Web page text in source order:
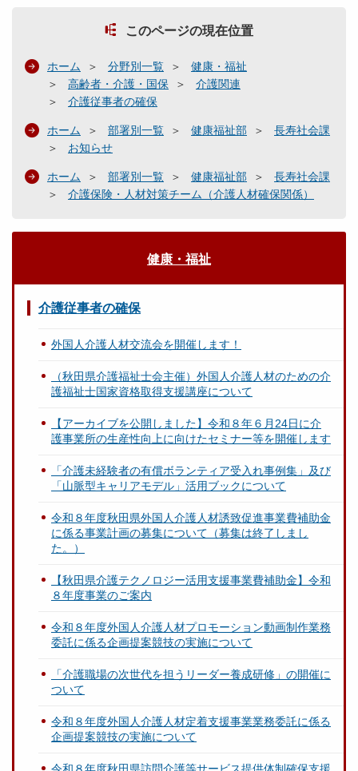
このページの現在位置
ホーム 分野別一覧
健康・福祉
高齢者・介護・国保
介護関連
介護従事者の確保
ホーム 部署別一覧 健康福祉部
長寿社会課
お知らせ
ホーム 部署別一覧 健康福祉部
長寿社会課
介護保険・人材対策チーム（介護人材確保関係）
健康・福祉
介護従事者の確保
外国人介護人材交流会を開催します！
（秋田県介護福祉士会主催）外国人介護人材のための介
護福祉士国家資格取得支援講座について
【アーカイブを公開しました】令和８年６月24日に介
護事業所の生産性向上に向けたセミナー等を開催します
「介護未経験者の有償ボランティア受入れ事例集」及び
「山脈型キャリアモデル」活用ブックについて
令和８年度秋田県外国人介護人材誘致促進事業費補助金
に係る事業計画の募集について（募集は終了しまし
た。）
【秋田県介護テクノロジー活用支援事業費補助金】令和
８年度事業のご案内
令和８年度外国人介護人材プロモーション動画制作業務
委託に係る企画提案競技の実施について
「介護職場の次世代を担うリーダー養成研修」の開催に
ついて
令和８年度外国人介護人材定着支援事業業務委託に係る
企画提案競技の実施について
令和８年度秋田県訪問介護等サービス提供体制確保支援